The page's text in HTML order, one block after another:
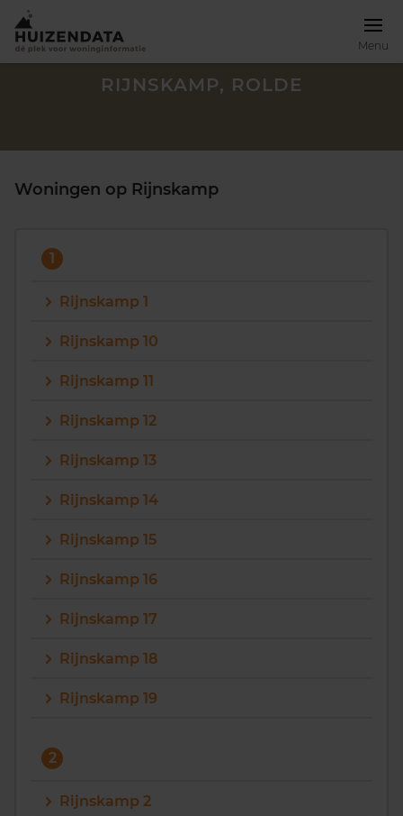
Menu
088 220 4200
Maandag t/m vrijdag - 08:00 -18:00
RIJNSKAMP, ROLDE
Woningen op Rijnskamp
1
Rijnskamp 1
Rijnskamp 10
Rijnskamp 11
Rijnskamp 12
Rijnskamp 13
Rijnskamp 14
Rijnskamp 15
Rijnskamp 16
Rijnskamp 17
Rijnskamp 18
Rijnskamp 19
2
Rijnskamp 2